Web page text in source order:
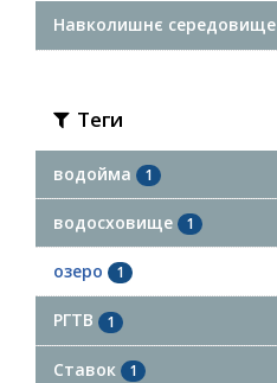
Навколишнє середовище
Теги
водойма 1
водосховище 1
озеро 1
РГТВ 1
Ставок 1